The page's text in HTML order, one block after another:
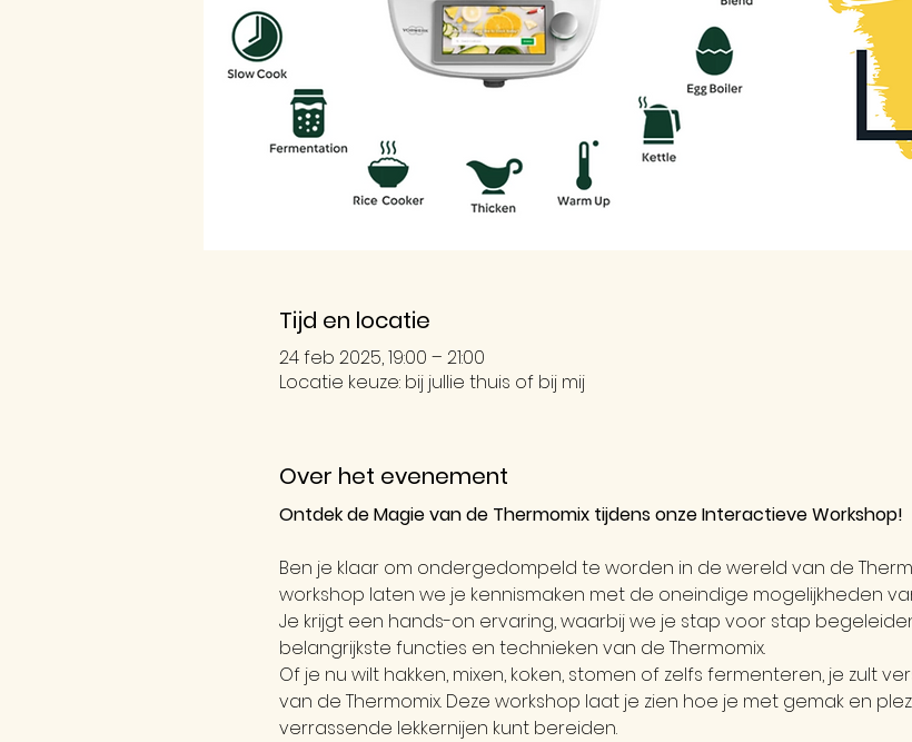
Tijd en locatie
24 feb 2025, 19:00 – 21:00
Locatie keuze: bij jullie thuis of bij mij
Over het evenement
Ontdek de Magie van de Thermomix tijdens onze Interactieve Workshop!
Ben je klaar om ondergedompeld te worden in de wereld van de
workshop laten we je kennismaken met de oneindige mogelijkheden
Je krijgt een hands-on ervaring, waarbij we je stap voor stap
belangrijkste functies en technieken van de Thermomix.
Of je nu wilt hakken, mixen, koken, stomen of zelfs fermenteren, je zult
van de Thermomix. Deze workshop laat je zien hoe je met gemak en
verrassende lekkernijen kunt bereiden.